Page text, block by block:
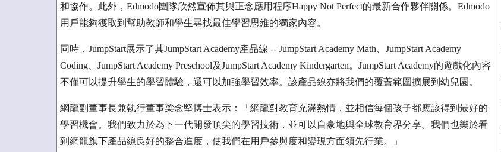
和協作。此外，Edmodo團隊欣然宣佈其與正念應用程序Happy Not Perfect的最新合作夥伴關係。Edmodo
用戶能夠獲取到幫助教師和學生尋找最佳學習思維的獨家內容。
同時，JumpStart展示了其JumpStart Academy產品線 -- JumpStart Academy Math、JumpStart Academy
Coding、JumpStart Academy Preschool及JumpStart Academy Kindergarten。JumpStart Academy的遊戲化內容
不僅可以提升學生的學習體驗，還可以加強學習效率。該產品線亦將我們的覆蓋範圍擴展到幼兒園。
網龍副董事長兼執行董事梁念堅博士表示：「網龍對教育充滿熱情，並相信每個孩子都應該得到最好的
學習機會。我們致力於為下一代開發頂尖的學習技術，並可以自豪地與全球教育界分享。我們也樂於看
到網龍旗下產品線良好的整合進度，使我們在用戶參與度和變現方面領先行業。」